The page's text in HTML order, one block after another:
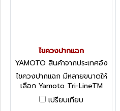
ไขควงปากแฉก
YAMOTO สินค้าจากประเทศอัง
กฤษ-1
ไขควงปากแฉก มีหลายขนาดให้
เลือก Yamoto Tri-LineTM
Screwdriver: Crosspoint
เปรียบเทียบ